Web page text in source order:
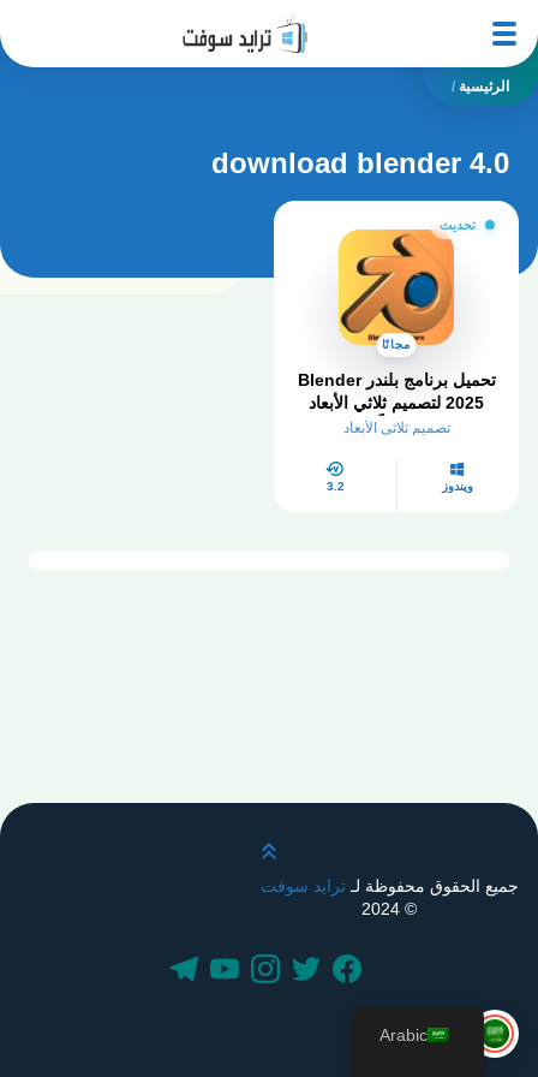
الرئيسية /
download blender 4.0
تحديث
مجانًا
تحميل برنامج بلندر Blender
2025 لتصميم ثلاثي الأبعاد
مجاناً
تصميم ثلاثي الأبعاد
ويندوز 3.2
قم بالتمرير لأعلى
جميع الحقوق محفوظة لـترايد سوفت
© 2024
Arabic